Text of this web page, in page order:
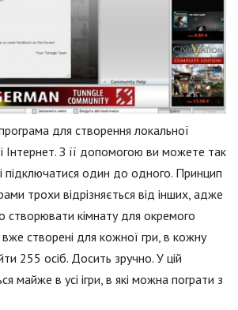
для створення локальної
Інтернет. З її допомогою ви можете так
підключатися один до одного. Принцип
трохи відрізняється від інших, адже
створювати кімнату для окремого
вже створені для кожної гри, в кожну
255 осіб. Досить зручно. У цій
майже в усі ігри, в які можна пограти з